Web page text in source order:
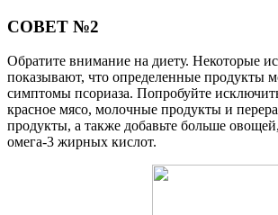
СОВЕТ №2
Обратите внимание на диету. Некоторые
показывают, что определенные продукты
симптомы псориаза. Попробуйте
красное мясо, молочные продукты и
продукты, а также добавьте больше
омега-3 жирных кислот.